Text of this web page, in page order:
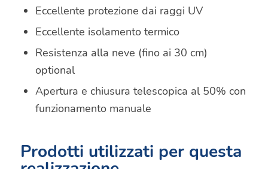
Eccellente protezione dai raggi UV
Eccellente isolamento termico
Resistenza alla neve (fino ai 30 cm)
optional
Apertura e chiusura telescopica al 50% con
funzionamento manuale
Prodotti utilizzati per questa